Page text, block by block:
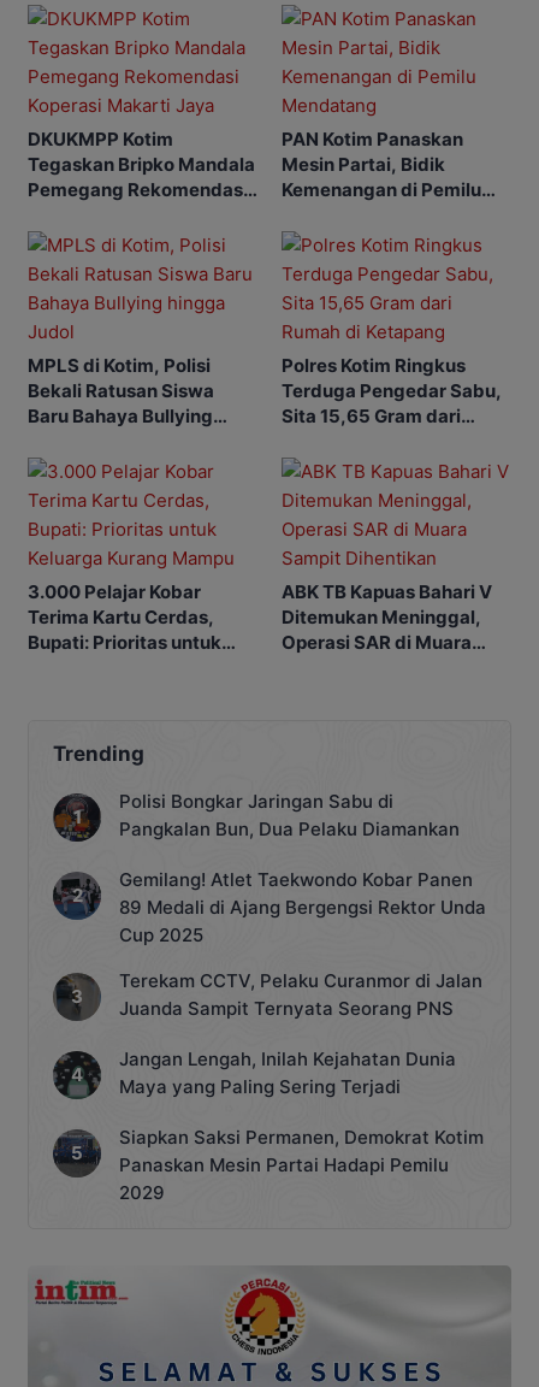
DKUKMPP Kotim
Tegaskan Bripko Mandala
Pemegang Rekomendasi
PAN Kotim Panaskan
Mesin Partai, Bidik
Kemenangan di Pemilu
MPLS di Kotim, Polisi
Bekali Ratusan Siswa
Baru Bahaya Bullying
Polres Kotim Ringkus
Terduga Pengedar Sabu,
Sita 15,65 Gram dari
3.000 Pelajar Kobar
Terima Kartu Cerdas,
Bupati: Prioritas untuk
ABK TB Kapuas Bahari V
Ditemukan Meninggal,
Operasi SAR di Muara
Trending
Polisi Bongkar Jaringan Sabu di
Pangkalan Bun, Dua Pelaku Diamankan
Gemilang! Atlet Taekwondo Kobar Panen
89 Medali di Ajang Bergengsi Rektor Unda
Cup 2025
Terekam CCTV, Pelaku Curanmor di Jalan
Juanda Sampit Ternyata Seorang PNS
Jangan Lengah, Inilah Kejahatan Dunia
Maya yang Paling Sering Terjadi
Siapkan Saksi Permanen, Demokrat Kotim
Panaskan Mesin Partai Hadapi Pemilu
2029